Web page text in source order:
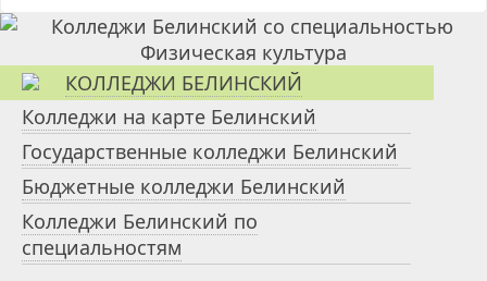
КОЛЛЕДЖИ БЕЛИНСКИЙ
Колледжи на карте Белинский
Государственные колледжи Белинский
Бюджетные колледжи Белинский
Колледжи Белинский по
специальностям